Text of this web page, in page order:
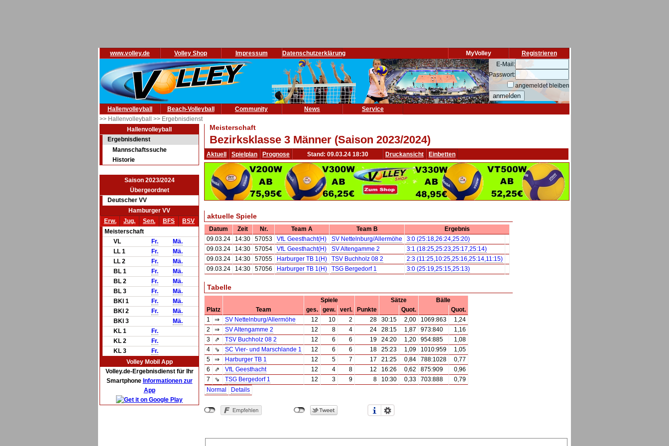
www.volley.de Volley Shop Impressum Datenschutzerklärung Registrieren
MyVolley
E-Mail:
Passwort:
angemeldet bleiben
Hallenvolleyball Beach-Volleyball Community News
Service
>> Hallenvolleyball >> Ergebnisdienst
Hallenvolleyball
Ergebnisdienst
Mannschaftssuche
Historie
Saison 2023/2024
Übergeordnet
Deutscher VV
Hamburger VV
Erw.
Jug. Sen. BFS
BSV
Meisterschaft
VL
Fr.
Mä.
LL 1
Fr.
Mä.
LL 2
Fr.
Mä.
BL 1
Fr.
Mä.
BL 2
Fr.
Mä.
BL 3
Fr.
Mä.
BKl 1
Fr.
Mä.
BKl 2
Fr.
Mä.
BKl 3
Mä.
KL 1
Fr.
KL 2
Fr.
KL 3
Fr.
Volley Mobil App
Volley.de-Ergebnisdienst für Ihr
Smartphone Informationen zur
App
Meisterschaft
Bezirksklasse 3 Männer (Saison 2023/2024)
Aktuell Spielplan Prognose Stand: 09.03.24 18:30 Druckansicht Einbetten
aktuelle Spiele
Datum Zeit Nr. Team A Team B
Ergebnis
09.03.24
14:30 57053 VfL Geesthacht(H) SV Nettelnburg/Allermöhe
3:0 (25:18,26:24,25:20)
09.03.24
14:30 57054 VfL Geesthacht(H) SV Altengamme 2
3:1 (18:25,25:23,25:17,25:14)
09.03.24
14:30 57055 Harburger TB 1(H) TSV Buchholz 08 2
2:3 (11:25,10:25,25:16,25:14,11:15)
09.03.24
14:30 57056 Harburger TB 1(H) TSG Bergedorf 1 3:0 (25:19,25:15,25:13)
Tabelle
Spiele Sätze
Bälle
Platz
Team ges. gew. verl. Punkte Quot.
Quot.
1
⇒ SV Nettelnburg/Allermöhe 12 10 2 28 30:15 2,00 1069:863
1,24
2
⇒ SV Altengamme 2 12 8 4 24 28:15 1,87 973:840
1,16
3
⇗ TSV Buchholz 08 2 12 6 6 19 24:20 1,20 954:885
1,08
4
⇘ SC Vier- und Marschlande 1 12 6 6 18 25:23 1,09 1010:959
1,05
5
⇒ Harburger TB 1 12 5 7 17 21:25 0,84 788:1028
0,77
6
⇗ VfL Geesthacht 12 4 8 12 16:26 0,62 875:909
0,96
7
⇘ TSG Bergedorf 1 12 3 9 8 10:30 0,33 703:888
0,79
Normal
Details